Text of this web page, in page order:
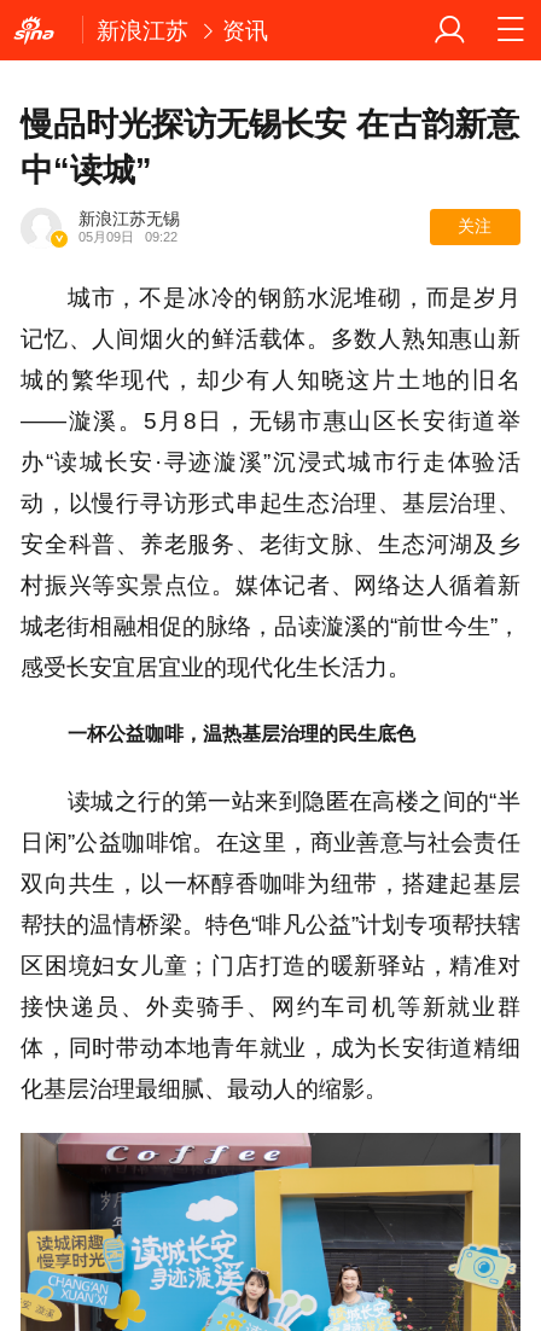
新浪江苏 资讯
慢品时光探访无锡长安 在古韵新意
中“读城”
新浪江苏无锡
05月09日 09:22
关注
城市，不是冰冷的钢筋水泥堆砌，而是岁月
记忆、人间烟火的鲜活载体。多数人熟知惠山新
城的繁华现代，却少有人知晓这片土地的旧名
——漩溪。5月8日，无锡市惠山区长安街道举
办“读城长安·寻迹漩溪”沉浸式城市行走体验活
动，以慢行寻访形式串起生态治理、基层治理、
安全科普、养老服务、老街文脉、生态河湖及乡
村振兴等实景点位。媒体记者、网络达人循着新
城老街相融相促的脉络，品读漩溪的“前世今生”，
感受长安宜居宜业的现代化生长活力。
一杯公益咖啡，温热基层治理的民生底色
读城之行的第一站来到隐匿在高楼之间的“半
日闲”公益咖啡馆。在这里，商业善意与社会责任
双向共生，以一杯醇香咖啡为纽带，搭建起基层
帮扶的温情桥梁。特色“啡凡公益”计划专项帮扶辖
区困境妇女儿童；门店打造的暖新驿站，精准对
接快递员、外卖骑手、网约车司机等新就业群
体，同时带动本地青年就业，成为长安街道精细
化基层治理最细腻、最动人的缩影。